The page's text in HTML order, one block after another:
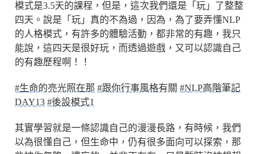
模式是3.5天的課程，但是，這次我們還是「玩」了整整
四天。說是「玩」真的不為過，因為，為了要弄懂NLP
的人格模式，有許多的體驗活動，都非常的有趣，我只
能說，這四天是很好玩，而透過遊戲，又可以認識自己
的有趣歷程啊！！
#生命的亮光照在那 #跟你行事風格有關 #NLP高階筆記
DAY13 #後設模式1
其實學習就是一條認識自己的漫漫長路，有時候，我們
以為很懂自己，但生命中，仍有很多面向可以探索，那